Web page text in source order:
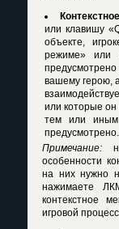
или клавишу
объекте,
режиме» или
вашему герою,
или которые
тем или иным
предусмотрено.
Примечание:
особенности
на них нужно
нажимаете
контекстное
игровой